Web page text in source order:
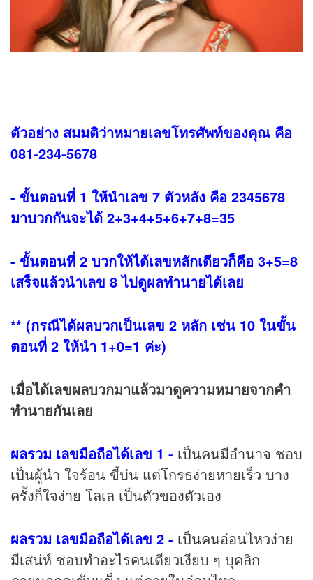
ตัวอย่าง สมมติว่าหมายเลขโทรศัพท์ของคุณ คือ
081-234-5678
- ขั้นตอนที่ 1 ให้นำเลข 7 ตัวหลัง คือ 2345678
มาบวกกันจะได้ 2+3+4+5+6+7+8=35
- ขั้นตอนที่ 2 บวกให้ได้เลขหลักเดียวก็คือ 3+5=8
เสร็จแล้วนำเลข 8 ไปดูผลทำนายได้เลย
** (กรณีได้ผลบวกเป็นเลข 2 หลัก เช่น 10 ในขั้น
ตอนที่ 2 ให้นำ 1+0=1 ค่ะ)
เมื่อได้เลขผลบวกมาแล้วมาดูความหมายจากคำ
ทำนายกันเลย
ผลรวม เลขมือถือได้เลข 1 - เป็นคนมีอำนาจ ชอบ
เป็นผู้นำ ใจร้อน ขี้บ่น แต่โกรธง่ายหายเร็ว บาง
ครั้งก็ใจง่าย โลเล เป็นตัวของตัวเอง
ผลรวม เลขมือถือได้เลข 2 - เป็นคนอ่อนไหวง่าย
มีเสน่ห์ ชอบทำอะไรคนเดียวเงียบ ๆ บุคลิก